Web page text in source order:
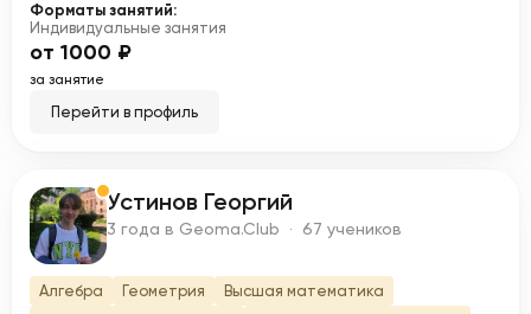
Форматы занятий:
Индивидуальные занятия
от 1000 ₽
за занятие
Перейти в профиль
У Устинов Георгий
3 года в Geoma.Club · 67 учеников
Алгебра Геометрия
Высшая математика